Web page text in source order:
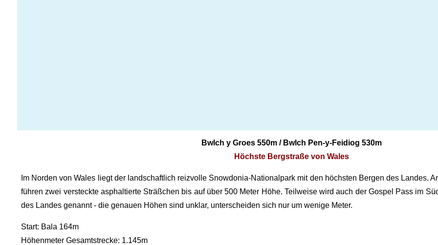
Bwlch y Groes 550m / Bwlch Pen-y-Feidiog 530m
Höchste Bergstraße von Wales
Im Norden von Wales liegt der landschaftlich reizvolle Snowdonia-Nationalpark mit den höchsten Bergen des Landes.
führen zwei versteckte asphaltierte Sträßchen bis auf über 500 Meter Höhe. Teilweise wird auch der Gospel Pass im
des Landes genannt - die genauen Höhen sind unklar, unterscheiden sich nur um wenige Meter.
Start: Bala 164m
Höhenmeter Gesamtstrecke: 1.145m